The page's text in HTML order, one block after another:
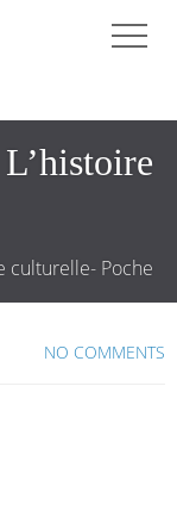
culturelle- Poche
NO COMMENTS